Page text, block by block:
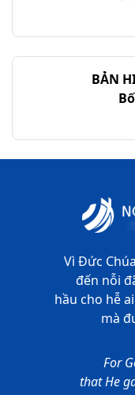
Thi-thiên -
Thi-thiên -
Thi-thiên -
Thi-thiên - Chương
Thi-thiên -
Thi-thiên -
Thi-thiên - Chương
Thi-thiên -
Thi-thiên -
Thi-thiên -
BẢN
Vì Đức
đến nỗi
hầu cho hễ
mà
For
that He